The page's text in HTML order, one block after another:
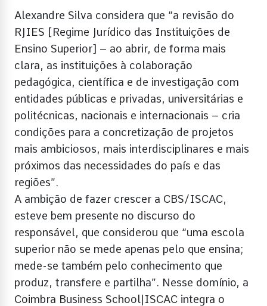
Alexandre Silva considera que “a revisão do
RJIES [Regime Jurídico das Instituições de
Ensino Superior] – ao abrir, de forma mais
clara, as instituições à colaboração
pedagógica, científica e de investigação com
entidades públicas e privadas, universitárias e
politécnicas, nacionais e internacionais – cria
condições para a concretização de projetos
mais ambiciosos, mais interdisciplinares e mais
próximos das necessidades do país e das
regiões”.
A ambição de fazer crescer a CBS/ISCAC,
esteve bem presente no discurso do
responsável, que considerou que “uma escola
superior não se mede apenas pelo que ensina;
mede-se também pelo conhecimento que
produz, transfere e partilha”. Nesse domínio, a
Coimbra Business School|ISCAC integra o